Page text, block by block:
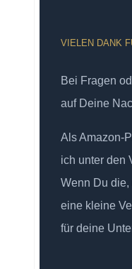
VIELEN DANK
Bei Fragen
auf Deine
Als Amazon-
ich unter den
Wenn Du
eine kleine
für deine